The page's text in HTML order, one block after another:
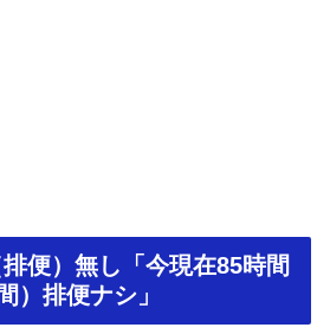
便）無し「今現在85時間
）排便ナシ」